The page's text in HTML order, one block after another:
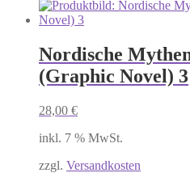
Nordische
(Graphic Novel) 3
28,00 €
inkl. 7 % MwSt.
zzgl. Versandkosten